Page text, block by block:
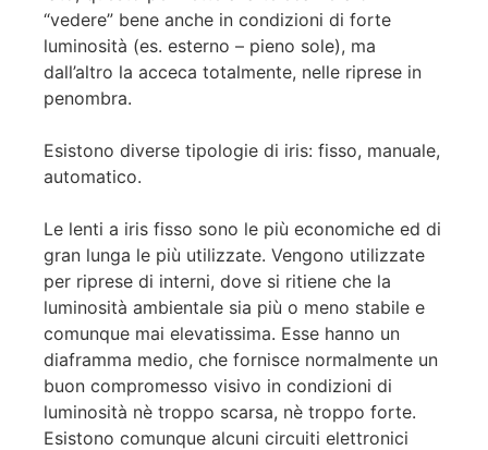
“vedere” bene anche in condizioni di forte
luminosità (es. esterno – pieno sole), ma
dall’altro la acceca totalmente, nelle riprese in
penombra.
Esistono diverse tipologie di iris: fisso, manuale,
automatico.
Le lenti a iris fisso sono le più economiche ed di
gran lunga le più utilizzate. Vengono utilizzate
per riprese di interni, dove si ritiene che la
luminosità ambientale sia più o meno stabile e
comunque mai elevatissima. Esse hanno un
diaframma medio, che fornisce normalmente un
buon compromesso visivo in condizioni di
luminosità nè troppo scarsa, nè troppo forte.
Esistono comunque alcuni circuiti elettronici